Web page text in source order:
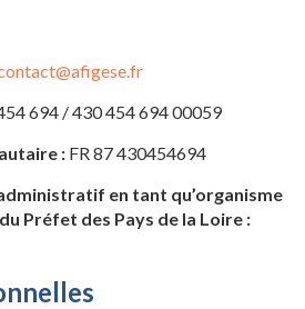
694 / 430 454 694 00059
: FR 87 430454694
en tant qu’organisme
Préfet des Pays de la Loire :